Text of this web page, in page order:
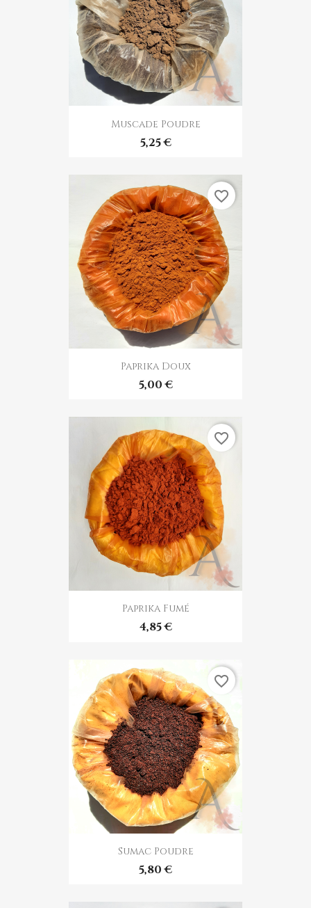
Muscade Poudre
5,25 €
Paprika Doux
5,00 €
favorite_border
Paprika Fumé
4,85 €
favorite_border
Sumac Poudre
5,80 €
favorite_border